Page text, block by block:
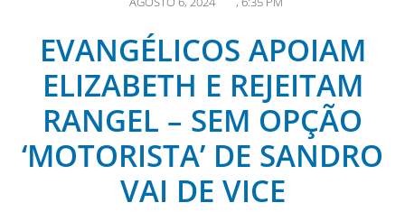
EVANGÉLICOS APOIAM
ELIZABETH E REJEITAM
RANGEL – SEM OPÇÃO
‘MOTORISTA’ DE SANDRO
VAI DE VICE